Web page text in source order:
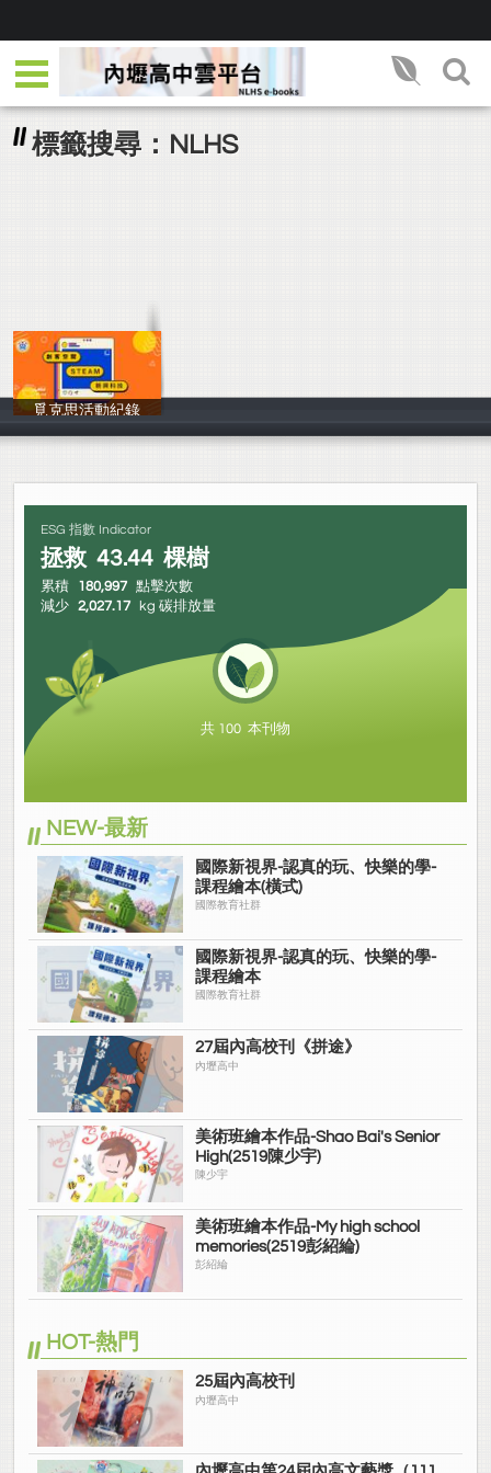
標籤搜尋：NLHS
覓克思活動紀錄
覓克思
ESG 指數 Indicator
拯救 43.44 棵樹
累積 180,997 點擊次數
減少 2,027.17 kg 碳排放量
共 100 本刊物
NEW-最新
國際新視界-認真的玩、快樂的學-
課程繪本(橫式)
國際教育社群
國際新視界-認真的玩、快樂的學-
課程繪本
國際教育社群
27屆內高校刊《拼途》
內壢高中
美術班繪本作品-Shao Bai's Senior
High(2519陳少宇)
陳少宇
美術班繪本作品-My high school
memories(2519彭紹綸)
彭紹綸
HOT-熱門
25屆內高校刊
內壢高中